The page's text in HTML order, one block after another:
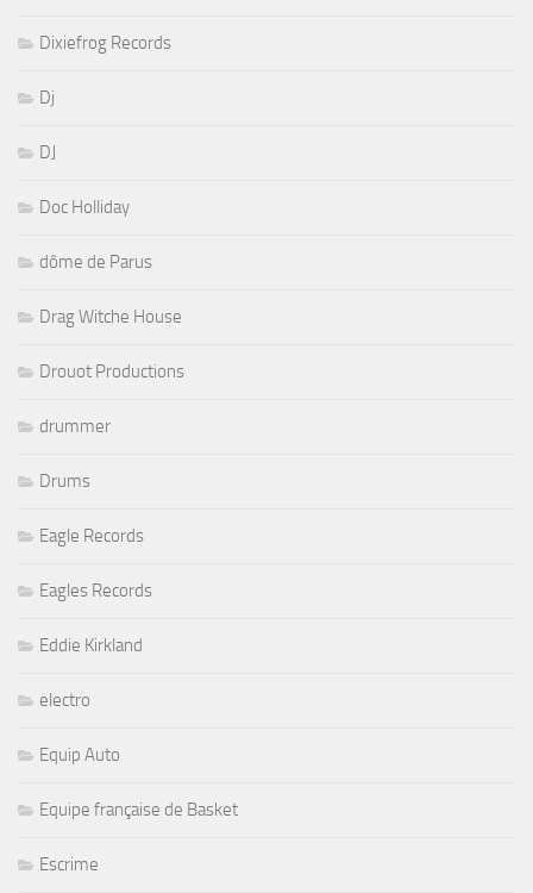
Dixiefrog Records
Dj
DJ
Doc Holliday
dôme de Parus
Drag Witche House
Drouot Productions
drummer
Drums
Eagle Records
Eagles Records
Eddie Kirkland
electro
Equip Auto
Equipe française de Basket
Escrime